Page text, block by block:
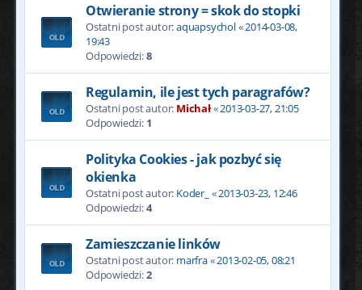
Otwieranie strony = skok do stopki
Ostatni post autor:aquapsychol«2014-03-08,
19:43
Odpowiedzi:8
Regulamin, ile jest tych paragrafów?
Ostatni post autor: Michał«2013-03-27, 21:05
Odpowiedzi: 1
Polityka Cookies - jak pozbyć się
okienka
Ostatni post autor: Koder_ «2013-03-23, 12:46
Odpowiedzi:4
Zamieszczanie linków
Ostatni post autor: marfra«2013-02-05, 08:21
Odpowiedzi:2